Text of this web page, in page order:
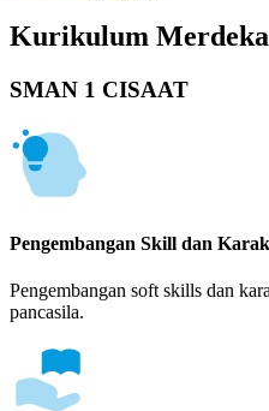
Kurikulum Merdeka
SMAN 1 CISAAT
Pengembangan Skill dan
Pengembangan soft skills dan
pancasila.